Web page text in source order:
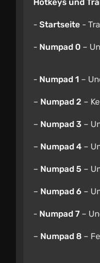
Hotkeys und
- Startseite -
- Numpad 0 –
- Numpad 1 –
– Numpad 2 –
– Numpad 3 –
– Numpad 4 –
– Numpad 5 –
– Numpad 6 –
- Numpad 7 –
– Numpad 8 –